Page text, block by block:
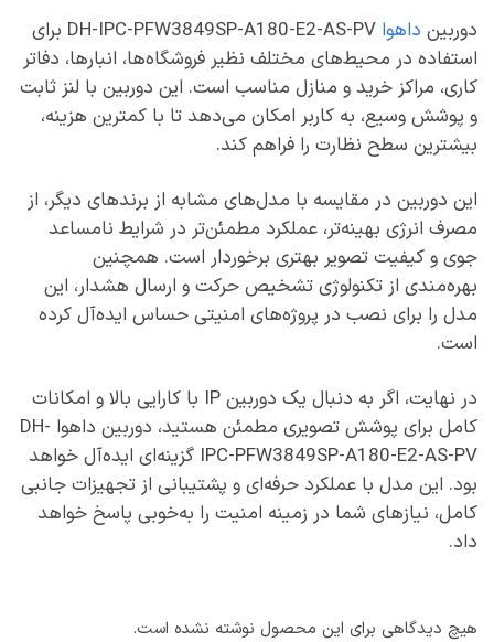
دوربین داهوا
DH-IPC-PFW3849SP-A180-E2-AS-PV برای
استفاده در محیط‌های مختلف نظیر فروشگاه‌ها، انبارها، دفاتر
کاری، مراکز خرید و منازل مناسب است. این دوربین با لنز ثابت
و پوشش وسیع، به کاربر امکان می‌دهد تا با کمترین هزینه،
بیشترین سطح نظارت را فراهم کند.
این دوربین در مقایسه با مدل‌های مشابه از برندهای دیگر، از
مصرف انرژی بهینه‌تر، عملکرد مطمئن‌تر در شرایط نامساعد
جوی و کیفیت تصویر بهتری برخوردار است. همچنین
بهره‌مندی از تکنولوژی تشخیص حرکت و ارسال هشدار، این
مدل را برای نصب در پروژه‌های امنیتی حساس ایده‌آل کرده
است.
در نهایت، اگر به دنبال یک دوربین IP با کارایی بالا و امکانات
کامل برای پوشش تصویری مطمئن هستید، دوربین داهوا DH-
IPC-PFW3849SP-A180-E2-AS-PV گزینه‌ای ایده‌آل خواهد
بود. این مدل با عملکرد حرفه‌ای و پشتیبانی از تجهیزات جانبی
کامل، نیازهای شما در زمینه امنیت را به‌خوبی پاسخ خواهد
داد.
هیچ دیدگاهی برای این محصول نوشته نشده است.